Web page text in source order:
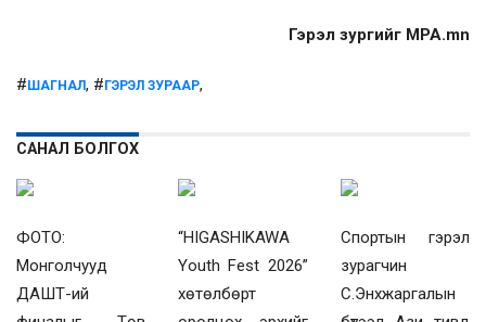
Гэрэл зургийг MPA.mn
# ШАГНАЛ, # ГЭРЭЛ ЗУРААР,
САНАЛ БОЛГОХ
ФОТО:
Монголчууд
ДАШТ-ий
“HIGASHIKAWA
Youth Fest 2026”
хөтөлбөрт
Спортын гэрэл
зурагчин
С.Энхжаргалын